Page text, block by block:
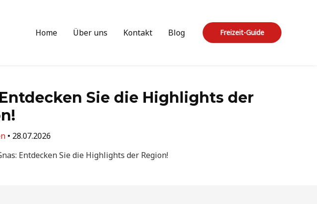
Home Über uns Kontakt Blog Freizeit-Guide
Sie die Highlights der
• 28.07.2026
Entdecken Sie die Highlights der Region!